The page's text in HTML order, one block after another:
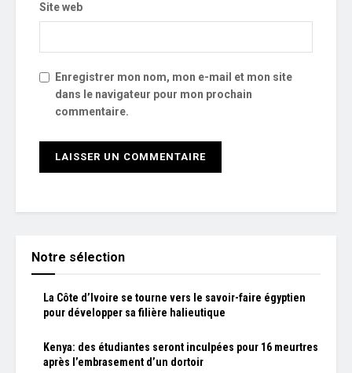
Site web
Enregistrer mon nom, mon e-mail et mon site
dans le navigateur pour mon prochain
commentaire.
Notre sélection
La Côte d’Ivoire se tourne vers le savoir-faire égyptien
pour développer sa filière halieutique
Kenya: des étudiantes seront inculpées pour 16 meurtres
après l’embrasement d’un dortoir